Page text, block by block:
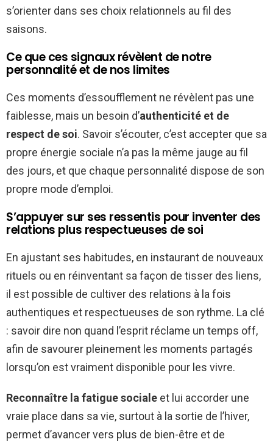
s’orienter dans ses choix relationnels au fil des
saisons.
Ce que ces signaux révèlent de notre
personnalité et de nos limites
Ces moments d’essoufflement ne révèlent pas une
faiblesse, mais un besoin d’authenticité et de
respect de soi. Savoir s’écouter, c’est accepter que sa
propre énergie sociale n’a pas la même jauge au fil
des jours, et que chaque personnalité dispose de son
propre mode d’emploi.
S’appuyer sur ses ressentis pour inventer des
relations plus respectueuses de soi
En ajustant ses habitudes, en instaurant de nouveaux
rituels ou en réinventant sa façon de tisser des liens,
il est possible de cultiver des relations à la fois
authentiques et respectueuses de son rythme. La clé
: savoir dire non quand l’esprit réclame un temps off,
afin de savourer pleinement les moments partagés
lorsqu’on est vraiment disponible pour les vivre.
Reconnaître la fatigue sociale et lui accorder une
vraie place dans sa vie, surtout à la sortie de l’hiver,
permet d’avancer vers plus de bien-être et de